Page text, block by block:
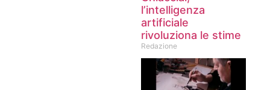
l’intelligenza
artificiale
rivoluziona le stime
Redazione